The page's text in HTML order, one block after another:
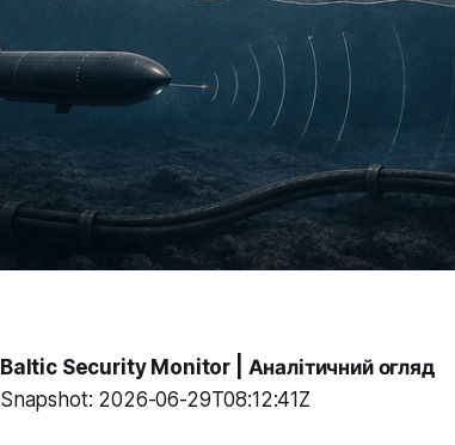
Baltic Security Monitor | Аналітичний огляд
Snapshot: 2026-06-29T08:12:41Z